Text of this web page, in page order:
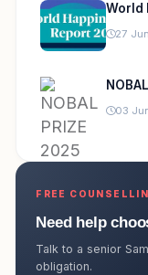
World
27
03
FREE
Need help
Talk to a senior
obligation.